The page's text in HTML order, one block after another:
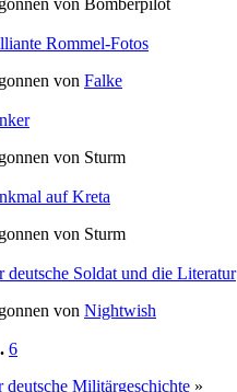
Rommel-Fotos
von Falke
von Sturm
auf Kreta
von Sturm
deutsche Soldat und die Literatur
von Nightwish
6
deutsche Militärgeschichte »